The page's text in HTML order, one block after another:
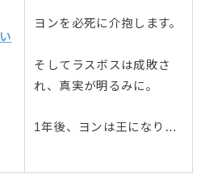
ヨンを必死に介抱します。
そしてラスボスは成敗さ
れ、真実が明るみに。
1年後、ヨンは王になり…